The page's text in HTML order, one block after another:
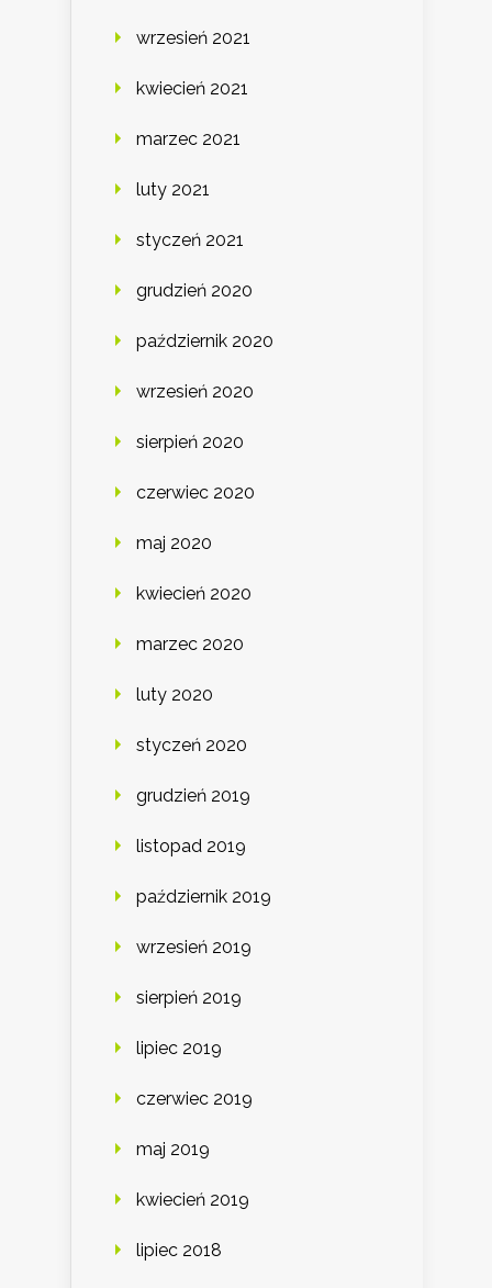
wrzesień 2021
kwiecień 2021
marzec 2021
luty 2021
styczeń 2021
grudzień 2020
październik 2020
wrzesień 2020
sierpień 2020
czerwiec 2020
maj 2020
kwiecień 2020
marzec 2020
luty 2020
styczeń 2020
grudzień 2019
listopad 2019
październik 2019
wrzesień 2019
sierpień 2019
lipiec 2019
czerwiec 2019
maj 2019
kwiecień 2019
lipiec 2018